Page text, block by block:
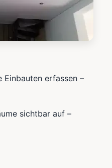
Einbauten erfassen –
sichtbar auf –